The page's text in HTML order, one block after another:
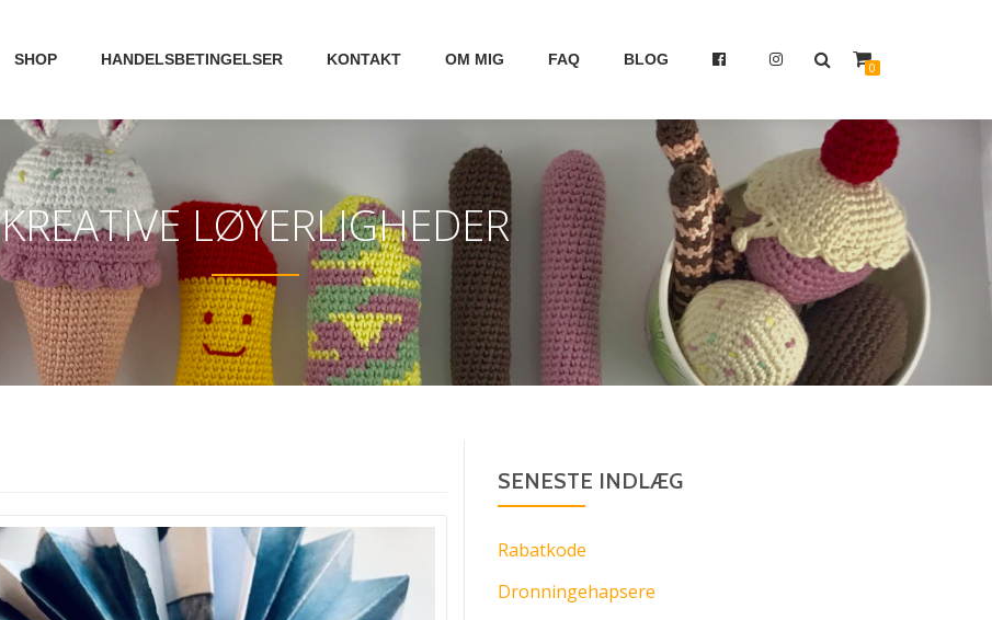
SHOP HANDELSBETINGELSER KONTAKT OM MIG FAQ BLOG 0
KREATIVE LØYERLIGHEDER
SENESTE INDLÆG
Rabatkode
Dronningehapsere